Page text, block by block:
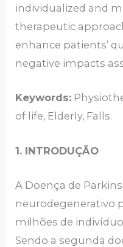
individualized and
therapeutic
enhance patients’
negative impacts
Keywords:
of life, Elderly, Falls.
1. INTRODUÇÃO
A Doença de
neurodegenerativo
milhões de
Sendo a segunda